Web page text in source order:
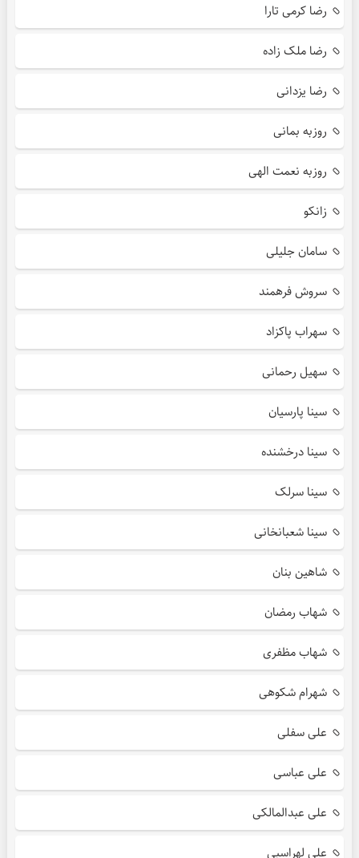
رضا کرمی تارا
رضا ملک زاده
رضا یزدانی
روزبه بمانی
روزبه نعمت الهی
زانکو
سامان جلیلی
سروش فرهمند
سهراب پاکزاد
سهیل رحمانی
سینا پارسیان
سینا درخشنده
سینا سرلک
سینا شعبانخانی
شاهین بنان
شهاب رمضان
شهاب مظفری
شهرام شکوهی
علی سفلی
علی عباسی
علی عبدالمالکی
علی لهراسبی